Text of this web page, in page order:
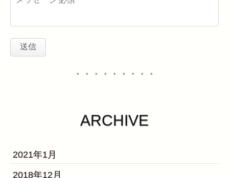
・・・・・・・・・
ARCHIVE
2021年1月
2018年12月